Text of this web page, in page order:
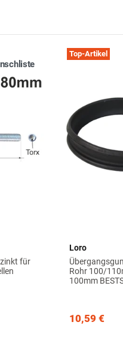
für
Top-Artikel
Loro
Rohr 100/
100mm
10,59 €